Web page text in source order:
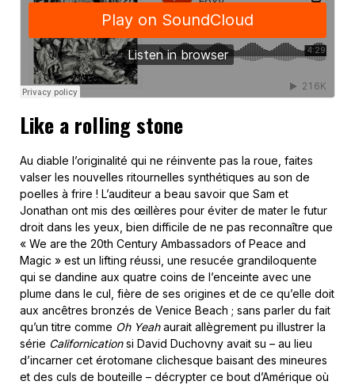
Like a rolling stone
Au diable l’originalité qui ne réinvente pas la roue, faites
valser les nouvelles ritournelles synthétiques au son de
poelles à frire ! L’auditeur a beau savoir que Sam et
Jonathan ont mis des œillères pour éviter de mater le futur
droit dans les yeux, bien difficile de ne pas reconnaître que
« We are the 20th Century Ambassadors of Peace and
Magic » est un lifting réussi, une resucée grandiloquente
qui se dandine aux quatre coins de l’enceinte avec une
plume dans le cul, fière de ses origines et de ce qu’elle doit
aux ancêtres bronzés de Venice Beach ; sans parler du fait
qu’un titre comme Oh Yeahaurait allègrement pu illustrer la
série Californicationsi David Duchovny avait su – au lieu
d’incarner cet érotomane clichesque baisant des mineures
et des culs de bouteille – décrypter ce bout d’Amérique où